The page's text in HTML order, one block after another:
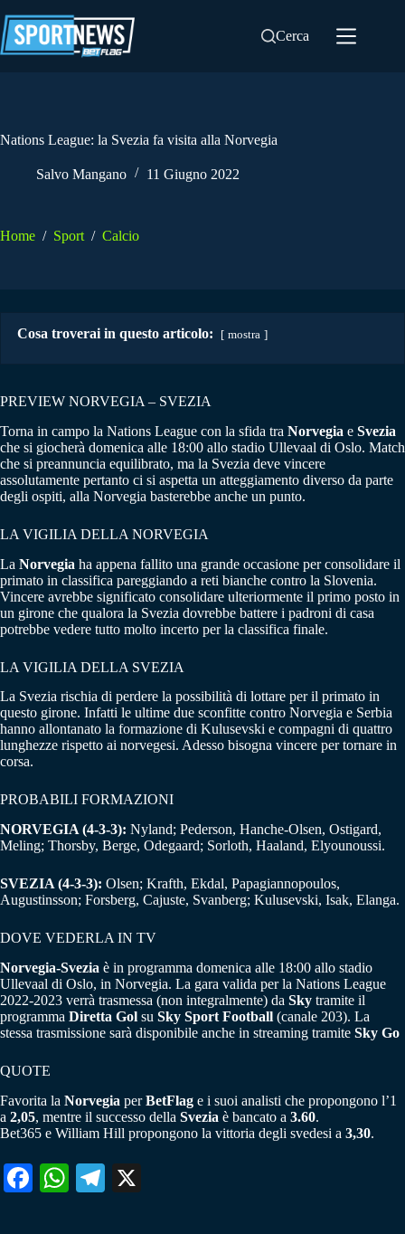
al
contenuto
Cerca
Nations League: la Svezia fa visita alla Norvegia
Salvo Mangano 11 Giugno 2022
Home / Sport / Calcio
Cosa troverai in questo articolo: mostra
PREVIEW NORVEGIA – SVEZIA
Torna in campo la Nations League con la sfida tra Norvegia e Svezia
che si giocherà domenica alle 18:00 allo stadio Ullevaal di Oslo. Match
che si preannuncia equilibrato, ma la Svezia deve vincere
assolutamente pertanto ci si aspetta un atteggiamento diverso da parte
degli ospiti, alla Norvegia basterebbe anche un punto.
LA VIGILIA DELLA NORVEGIA
La Norvegia ha appena fallito una grande occasione per consolidare il
primato in classifica pareggiando a reti bianche contro la Slovenia.
Vincere avrebbe significato consolidare ulteriormente il primo posto in
un girone che qualora la Svezia dovrebbe battere i padroni di casa
potrebbe vedere tutto molto incerto per la classifica finale.
LA VIGILIA DELLA SVEZIA
La Svezia rischia di perdere la possibilità di lottare per il primato in
questo girone. Infatti le ultime due sconfitte contro Norvegia e Serbia
hanno allontanato la formazione di Kulusevski e compagni di quattro
lunghezze rispetto ai norvegesi. Adesso bisogna vincere per tornare in
corsa.
PROBABILI FORMAZIONI
NORVEGIA (4-3-3): Nyland; Pederson, Hanche-Olsen, Ostigard,
Meling; Thorsby, Berge, Odegaard; Sorloth, Haaland, Elyounoussi.
SVEZIA (4-3-3): Olsen; Krafth, Ekdal, Papagiannopoulos,
Augustinsson; Forsberg, Cajuste, Svanberg; Kulusevski, Isak, Elanga.
DOVE VEDERLA IN TV
Norvegia-Svezia è in programma domenica alle 18:00 allo stadio
Ullevaal di Oslo, in Norvegia. La gara valida per la Nations League
2022-2023 verrà trasmessa (non integralmente) da Sky tramite il
programma Diretta Gol su Sky Sport Football (canale 203). La
stessa trasmissione sarà disponibile anche in streaming tramite Sky Go
QUOTE
Favorita la Norvegia perBetFlag e i suoi analisti che propongono l’1
a 2,05, mentre il successo della Svezia è bancato a 3.60.
Bet365 e William Hill propongono la vittoria degli svedesi a 3,30.
Fa W
Te